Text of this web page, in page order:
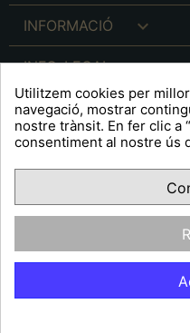
INFORMACIÓ 
INFO. LEGAL 
A R T S F I T É
OPINIONS CLIENTS
Utilitzem cookies per
navegació, mostrar
nostre trànsit. En fer clic a
consentiment al nostre ús